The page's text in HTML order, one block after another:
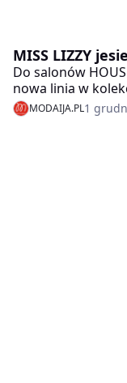
MISS LIZZY
Do salonów
nowa linia w
retro i
brytyjskiej ikony
MODAIJA.PL1